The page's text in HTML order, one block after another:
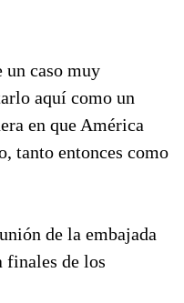
un caso muy
aquí como un
en que América
tanto entonces como
de la embajada
finales de los